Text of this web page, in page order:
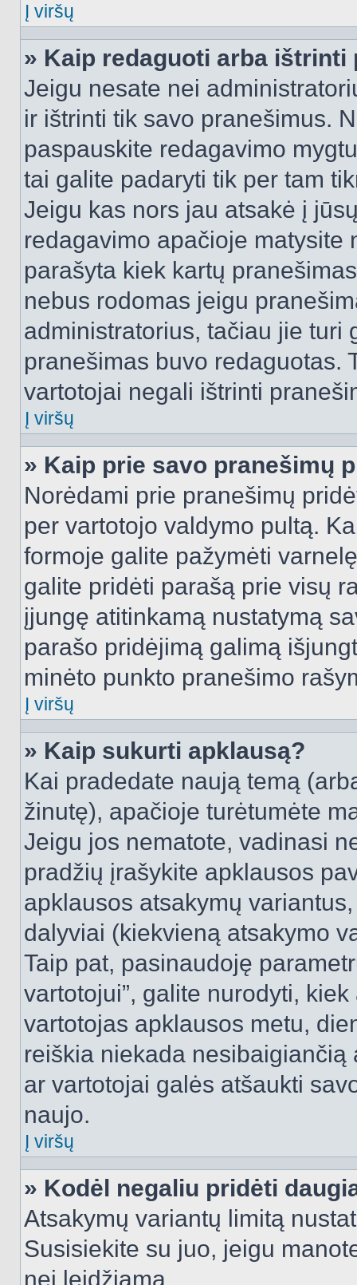
Į viršų
» Kaip redaguoti arba ištrinti
Jeigu nesate nei
ir ištrinti tik savo pranešimus.
paspauskite redagavimo
tai galite padaryti tik per tam
Jeigu kas nors jau atsakė į
redagavimo apačioje matysite
parašyta kiek kartų
nebus rodomas jeigu
administratorius, tačiau jie turi
pranešimas buvo redaguotas.
vartotojai negali ištrinti
Į viršų
» Kaip prie savo pranešimų
Norėdami prie pranešimų
per vartotojo valdymo pultą.
formoje galite pažymėti
galite pridėti parašą prie visų
įjungę atitinkamą nustatymą
parašo pridėjimą galimą
minėto punkto pranešimo
Į viršų
» Kaip sukurti apklausą?
Kai pradedate naują temą
žinutę), apačioje turėtumėte
Jeigu jos nematote, vadinasi
pradžių įrašykite apklausos
apklausos atsakymų
dalyviai (kiekvieną atsakymo
Taip pat, pasinaudoję
vartotojui”, galite nurodyti,
vartotojas apklausos metu,
reiškia niekada
ar vartotojai galės atšaukti
naujo.
Į viršų
» Kodėl negaliu pridėti
Atsakymų variantų limitą
Susisiekite su juo, jeigu
nei leidžiama.